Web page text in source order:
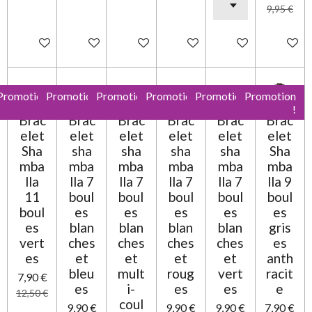
Ajouter au panierAjouter au panierAjouter au panierAjouter au panierAjouter au panier
9,95 €
Ajouter
Brac
elet
Sha
mba
lla
11
boul
es
vert
es
7,90 €
12,50 €
Promotion
Brac
elet
sha
mba
lla 7
boul
es
blan
ches
et
bleu
es
9,90 €
Promotion
Brac
elet
sha
mba
lla 7
boul
es
blan
ches
et
mult
i-
coul
Promotion
Brac
elet
sha
mba
lla 7
boul
es
blan
ches
et
roug
es
9,90 €
Promotion
Brac
elet
sha
mba
lla 7
boul
es
blan
ches
et
vert
es
9,90 €
Promotion
!
Brac
elet
Sha
mba
lla 9
boul
es
gris
es
anth
racit
e
7,90 €